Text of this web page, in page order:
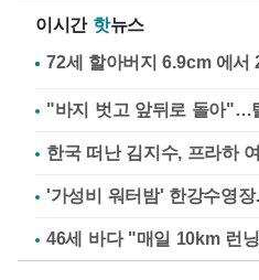
이시간 핫뉴스
"바지 벗고 앞뒤로 돌아"…
한국 떠난 김지수, 프라하
46세 바다 "매일 10km 런